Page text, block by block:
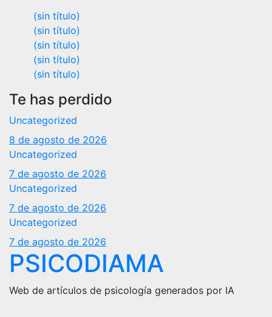
(sin título)
(sin título)
(sin título)
(sin título)
(sin título)
Te has perdido
Uncategorized
8 de agosto de 2026
Uncategorized
7 de agosto de 2026
Uncategorized
7 de agosto de 2026
Uncategorized
7 de agosto de 2026
PSICODIAMA
Web de artículos de psicología generados por IA